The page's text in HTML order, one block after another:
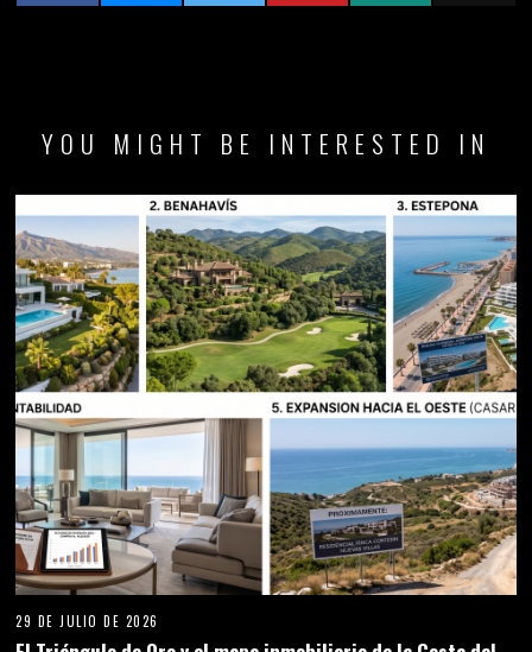
YOU MIGHT BE INTERESTED IN
29 DE JULIO DE 2026